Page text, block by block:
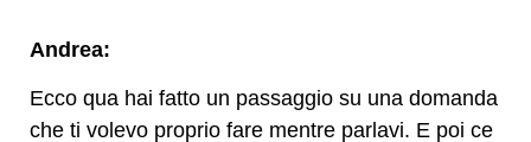
Andrea:
Ecco qua hai fatto un passaggio su una domanda
che ti volevo proprio fare mentre parlavi. E poi ce